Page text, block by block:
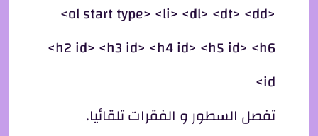
<ol start type> <li> <dl> <dt> <dd>
<h2 id> <h3 id> <h4 id> <h5 id> <h6
id>
تفصل السطور و الفقرات تلقائيا.